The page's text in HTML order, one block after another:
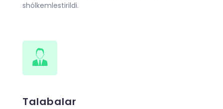
shólkemlestirildi.
Talabalar